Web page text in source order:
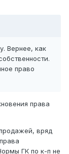
Вернее, как
право
права
вряд
ГК по к-п не